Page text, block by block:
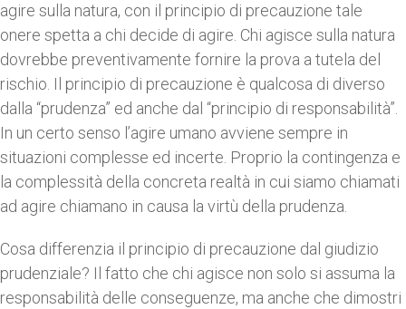
agire sulla natura, con il principio di precauzione tale
onere spetta a chi decide di agire. Chi agisce sulla natura
dovrebbe preventivamente fornire la prova a tutela del
rischio. Il principio di precauzione è qualcosa di diverso
dalla “prudenza” ed anche dal “principio di responsabilità”.
In un certo senso l’agire umano avviene sempre in
situazioni complesse ed incerte. Proprio la contingenza e
la complessità della concreta realtà in cui siamo chiamati
ad agire chiamano in causa la virtù della prudenza.
Cosa differenzia il principio di precauzione dal giudizio
prudenziale? Il fatto che chi agisce non solo si assuma la
responsabilità delle conseguenze, ma anche che dimostri